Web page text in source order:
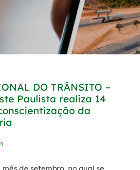
DO TRÂNSITO –
Paulista realiza 14
da